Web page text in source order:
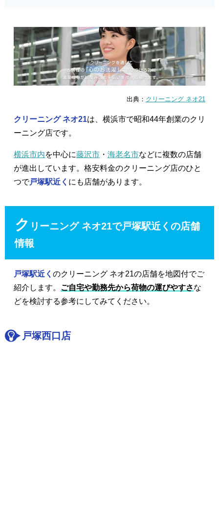
出典： クリーニング ネオ21
クリーニング ネオ21は、横浜市で昭和44年創業のクリ
ーニング店です。
横浜市内を中心に藤沢市 ・ 海老名市などに複数の店舗
が進出しています。格安料金のクリーニング店のひと
つで戸塚駅近く にも店舗があります。
ク リーニング ネオ21で戸塚駅近くの店舗
情報
戸塚駅近く のクリーニング ネオ21の店舗を地図付でご
紹介します。 ご自宅や勤務先から荷物の運びやすさな
どを検討する参考にしてみてください。
戸塚西口店